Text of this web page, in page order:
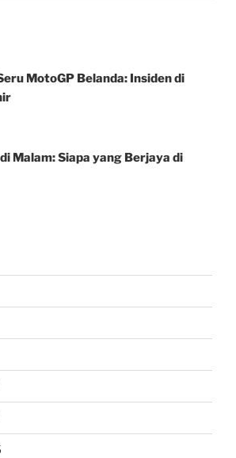
MotoGP Belanda: Insiden di
Malam: Siapa yang Berjaya di